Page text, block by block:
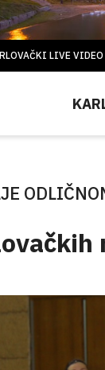
LIVE VIDEO